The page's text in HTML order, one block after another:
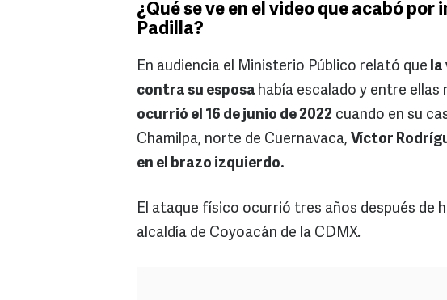
¿Qué se ve en el video que acabó
Padilla?
En audiencia el Ministerio Público relató que la
contra su esposa había escalado y entre ellas
ocurrió el 16 de junio de 2022 cuando en su
Chamilpa, norte de Cuernavaca, Víctor
en el brazo izquierdo.
El ataque físico ocurrió tres años después de
alcaldía de Coyoacán de la CDMX.